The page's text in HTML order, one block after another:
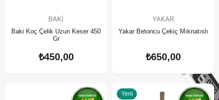
BAKI
Baki Koç Çelik Uzun Keser 450
Gr
₺450,00
YAKAR
Yakar Betoncu Çekiç Mıknatıslı
₺650,00
Yeni